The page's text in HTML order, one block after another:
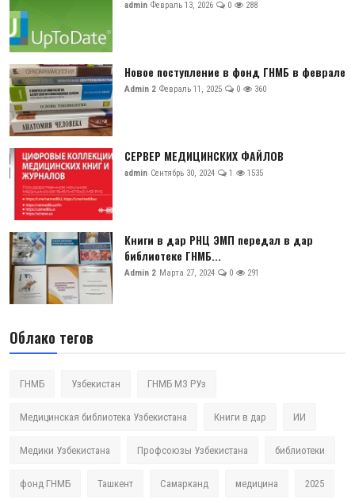
admin Февраль 13, 2026 0 288
Новое поступление в фонд ГНМБ в феврале
Admin 2 Февраль 11, 2025 0 360
СЕРВЕР МЕДИЦИНСКИХ ФАЙЛОВ
admin Сентябрь 30, 2024 1 1535
Книги в дар РНЦ ЭМП передал в дар
библиотеке ГНМБ...
Admin 2 Марта 27, 2024 0 291
Облако тегов
ГНМБ Узбекистан ГНМБ МЗ РУз
Медицинская библиотека Узбекистана Книги в дар ИИ
Медики Узбекистана Профсоюзы Узбекистана библиотеки
фонд ГНМБ Ташкент Самарканд медицина 2025